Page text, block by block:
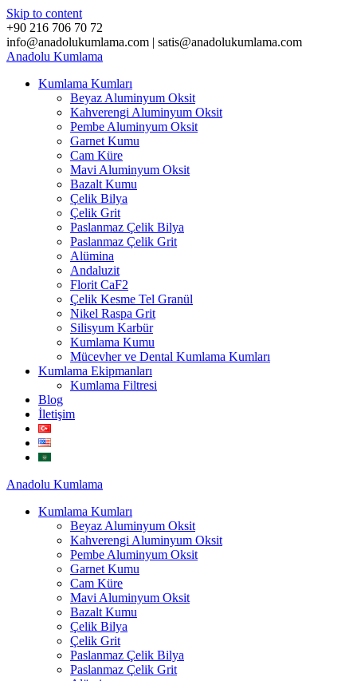
Skip to content
+90 216 706 70 72
info@anadolukumlama.com | satis@anadolukumlama.com
Anadolu Kumlama
Kumlama Kumları
Beyaz Aluminyum Oksit
Kahverengi Aluminyum Oksit
Pembe Aluminyum Oksit
Garnet Kumu
Cam Küre
Mavi Aluminyum Oksit
Bazalt Kumu
Çelik Bilya
Çelik Grit
Paslanmaz Çelik Bilya
Paslanmaz Çelik Grit
Alümina
Andaluzit
Florit CaF2
Çelik Kesme Tel Granül
Nikel Raspa Grit
Silisyum Karbür
Kumlama Kumu
Mücevher ve Dental Kumlama Kumları
Kumlama Ekipmanları
Kumlama Filtresi
Blog
İletişim
Anadolu Kumlama
Kumlama Kumları
Beyaz Aluminyum Oksit
Kahverengi Aluminyum Oksit
Pembe Aluminyum Oksit
Garnet Kumu
Cam Küre
Mavi Aluminyum Oksit
Bazalt Kumu
Çelik Bilya
Çelik Grit
Paslanmaz Çelik Bilya
Paslanmaz Çelik Grit